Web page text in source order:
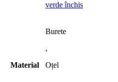
verde închis
Material
Burete
,
Oțel